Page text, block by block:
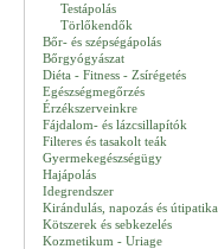
Testápolás
Törlőkendők
Bőr- és szépségápolás
Bőrgyógyászat
Diéta - Fitness - Zsírégetés
Egészségmegőrzés
Érzékszerveinkre
Fájdalom- és lázcsillapítók
Filteres és tasakolt teák
Gyermekegészségügy
Hajápolás
Idegrendszer
Kirándulás, napozás és útipatika
Kötszerek és sebkezelés
Kozmetikum - Uriage